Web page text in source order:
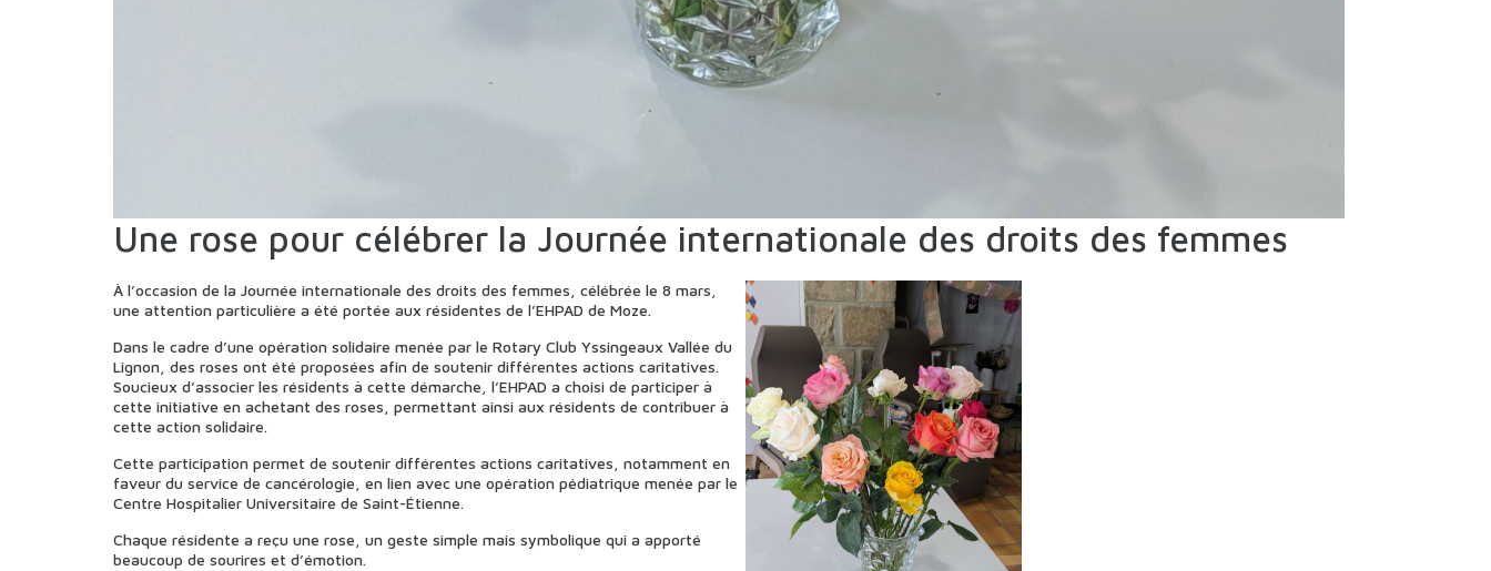
Une rose pour célébrer la Journée internationale des droits des femmes
À l’occasion de la Journée internationale des droits des femmes, célébrée le 8 mars,
une attention particulière a été portée aux résidentes de l’EHPAD de Moze.
Dans le cadre d’une opération solidaire menée par le Rotary Club Yssingeaux Vallée du
Lignon, des roses ont été proposées afin de soutenir différentes actions caritatives.
Soucieux d’associer les résidents à cette démarche, l’EHPAD a choisi de participer à
cette initiative en achetant des roses, permettant ainsi aux résidents de contribuer à
cette action solidaire.
Cette participation permet de soutenir différentes actions caritatives, notamment en
faveur du service de cancérologie, en lien avec une opération pédiatrique menée par le
Centre Hospitalier Universitaire de Saint-Étienne.
Chaque résidente a reçu une rose, un geste simple mais symbolique qui a apporté
beaucoup de sourires et d’émotion.